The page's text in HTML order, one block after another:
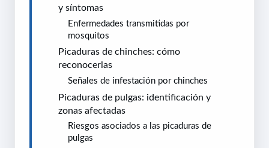
y síntomas
Enfermedades transmitidas por
mosquitos
Picaduras de chinches: cómo
reconocerlas
Señales de infestación por chinches
Picaduras de pulgas: identificación y
zonas afectadas
Riesgos asociados a las picaduras de
pulgas